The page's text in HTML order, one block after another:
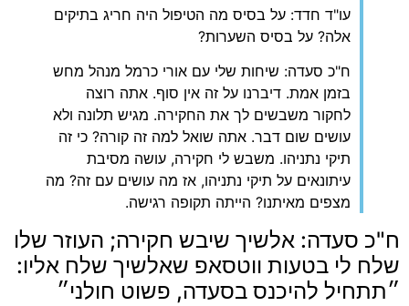
‏עו"ד חדד: על בסיס מה הטיפול היה חריג בתיקים
אלה? על בסיס השערות?
‏ח"כ סעדה: שיחות שלי עם אורי כרמל מנהל מחש
בזמן אמת. דיברנו על זה אין סוף. אתה רוצה
לחקור משבשים לך את החקירה. מגיש תלונה ולא
עושים שום דבר. אתה שואל למה זה קורה? כי זה
תיקי נתניהו. משבש לי חקירה, עושה מסיבת
עיתונאים על תיקי נתניהו, אז מה עושים עם זה? מה
מצפים מאיתנו? הייתה תקופה רגישה.
ח"כ סעדה: אלשיך שיבש חקירה; העוזר שלו
שלח לי בטעות ווטסאפ שאלשיך שלח אליו:
״תתחיל להיכנס בסעדה, פשוט חולני״